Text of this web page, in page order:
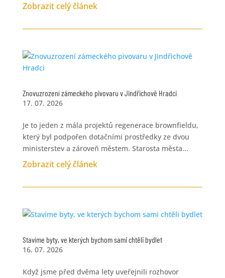
Zobrazit celý článek
Znovuzrození zámeckého pivovaru v Jindřichově Hradci
17. 07. 2026
Je to jeden z mála projektů regenerace brownfieldu,
který byl podpořen dotačními prostředky ze dvou
ministerstev a zároveň městem. Starosta města...
Zobrazit celý článek
Stavíme byty, ve kterých bychom sami chtěli bydlet
16. 07. 2026
Když jsme před dvěma lety uveřejnili rozhovor